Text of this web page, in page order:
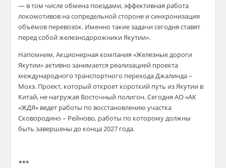
— в том числе обмена поездами, эффективная работа
локомотивов на сопредельной стороне и синхронизация
объёмов перевозок. Именно такие задачи сегодня ставят
перед собой железнодорожники Якутии».
Напомним, Акционерная компания «Железные дороги
Якутии» активно занимается реализацией проекта
международного транспортного перехода Джалинда –
Мохэ. Проект, который откроет короткий путь из Якутии в
Китай, не нагружая Восточный полигон. Сегодня АО «АК
«ЖДЯ» ведет работы по восстановлению участка
Сковородино – Рейново, работы по которому должны
быть завершены до конца 2027 года.
***